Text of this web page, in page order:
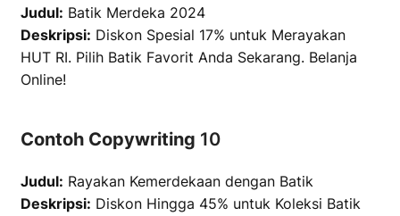
Judul: Batik Merdeka 2024
Deskripsi: Diskon Spesial 17% untuk Merayakan
HUT RI. Pilih Batik Favorit Anda Sekarang. Belanja
Online!
Contoh Copywriting 10
Judul: Rayakan Kemerdekaan dengan Batik
Deskripsi: Diskon Hingga 45% untuk Koleksi Batik